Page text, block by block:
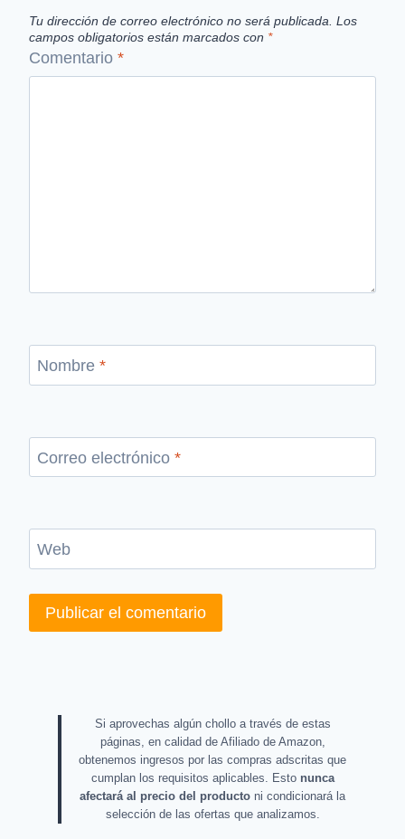
Tu dirección de correo electrónico no será publicada. Los
campos obligatorios están marcados con *
Comentario *
Nombre *
Correo electrónico *
Web
Si aprovechas algún chollo a través de estas
páginas, en calidad de Afiliado de Amazon,
obtenemos ingresos por las compras adscritas que
cumplan los requisitos aplicables. Esto nunca
afectará al precio del producto ni condicionará la
selección de las ofertas que analizamos.